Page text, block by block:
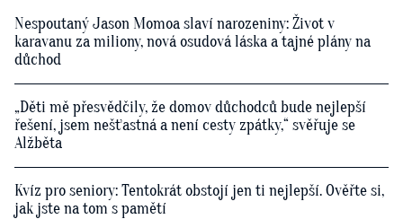
Nespoutaný Jason Momoa slaví narozeniny: Život v
karavanu za miliony, nová osudová láska a tajné plány na
důchod
„Děti mě přesvědčily, že domov důchodců bude nejlepší
řešení, jsem nešťastná a není cesty zpátky,“ svěřuje se
Alžběta
Kvíz pro seniory: Tentokrát obstojí jen ti nejlepší. Ověřte si,
jak jste na tom s pamětí